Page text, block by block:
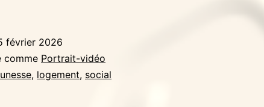
février 2026
comme Portrait-vidéo
, logement, social